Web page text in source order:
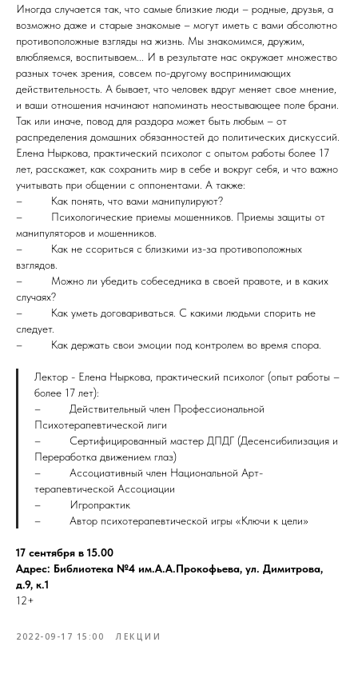
Иногда случается так, что самые близкие люди – родные, друзья, а
возможно даже и старые знакомые – могут иметь с вами абсолютно
противоположные взгляды на жизнь. Мы знакомимся, дружим,
влюбляемся, воспитываем... И в результате нас окружает множество
разных точек зрения, совсем по-другому воспринимающих
действительность. А бывает, что человек вдруг меняет свое мнение,
и ваши отношения начинают напоминать неостывающее поле брани.
Так или иначе, повод для раздора может быть любым – от
распределения домашних обязанностей до политических дискуссий.
Елена Ныркова, практический психолог с опытом работы более 17
лет, расскажет, как сохранить мир в себе и вокруг себя, и что важно
учитывать при общении с оппонентами. А также:
– Как понять, что вами манипулируют?
– Психологические приемы мошенников. Приемы защиты от
манипуляторов и мошенников.
– Как не ссориться с близкими из-за противоположных
взглядов.
– Можно ли убедить собеседника в своей правоте, и в каких
случаях?
– Как уметь договариваться. С какими людьми спорить не
следует.
– Как держать свои эмоции под контролем во время спора.
Лектор - Елена Ныркова, практический психолог (опыт работы –
более 17 лет):
– Действительный член Профессиональной
Психотерапевтической лиги
– Сертифицированный мастер ДПДГ (Десенсибилизация и
Переработка движением глаз)
– Ассоциативный член Национальной Арт-
терапевтической Ассоциации
– Игропрактик
– Автор психотерапевтической игры «Ключи к цели»
17 сентября в 15.00
Адрес: Библиотека №4 им.А.А.Прокофьева, ул. Димитрова,
д.9, к.1
12+
2022-09-17 15:00 ЛЕКЦИИ